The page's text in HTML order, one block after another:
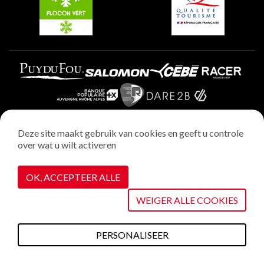
Wettelijke vermeldingen
Privacybeleid
Realisatie : StudioJuillet
Cookiebeheer
Deze site maakt gebruik van cookies en geeft u controle
over wat u wilt activeren
OK, ACCEPTEER ALLE
WEIGER ALLE COOKIES
PERSONALISEER